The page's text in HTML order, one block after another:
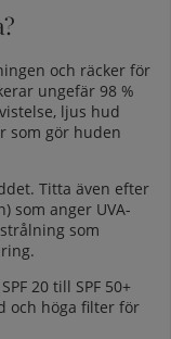
och räcker för
ungefär 98 %
ljus hud
som gör huden
Titta även efter
som anger UVA-
som
20 till SPF 50+
och höga filter för